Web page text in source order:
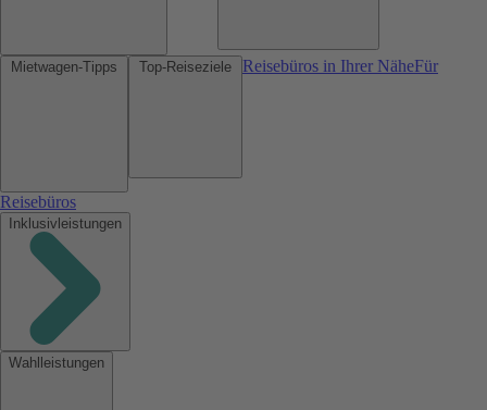
Reisebüros in Ihrer NäheFür
Reisebüros
Inklusivleistungen
Wahlleistungen